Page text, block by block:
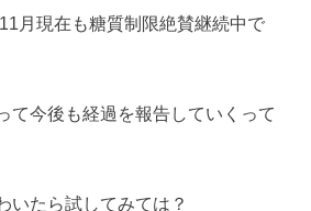
月現在も糖質制限絶賛継続中で
て今後も経過を報告していくって
いたら試してみては？